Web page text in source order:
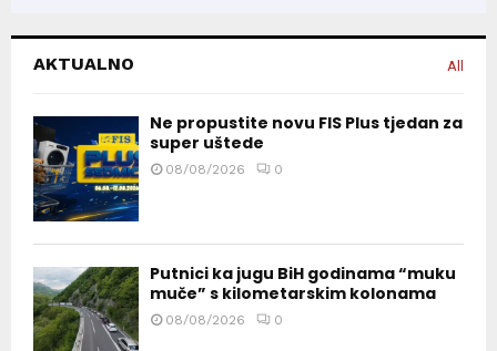
AKTUALNO All
Ne propustite novu FIS Plus tjedan za
super uštede
08/08/2026 0
Putnici ka jugu BiH godinama “muku
muče” s kilometarskim kolonama
08/08/2026 0